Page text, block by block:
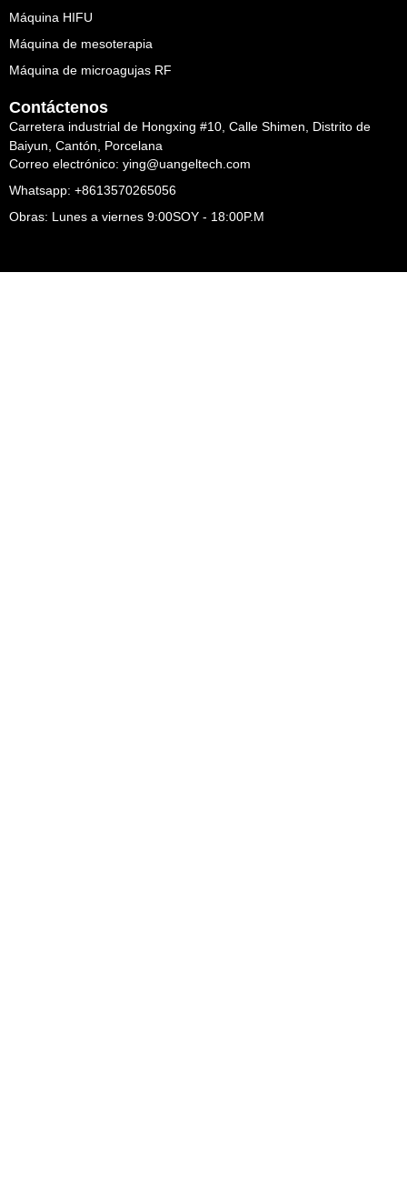
Máquina HIFU
Máquina de mesoterapia
Máquina de microagujas RF
Contáctenos
Carretera industrial de Hongxing #10, Calle Shimen, Distrito de
Baiyun, Cantón, Porcelana
Correo electrónico: ying@uangeltech.com
Whatsapp: +8613570265056
Obras: Lunes a viernes 9:00SOY - 18:00P.M